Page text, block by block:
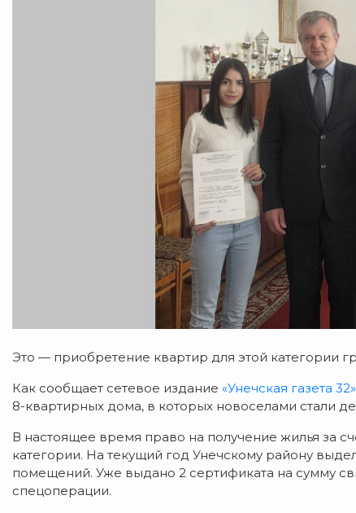
Это — приобретение квартир для этой категории
Как сообщает сетевое издание «Унечская газета 32»
8-квартирных дома, в которых новоселами стали
В настоящее время право на получение жилья за
категории. На текущий год Унечскому району
помещений. Уже выдано 2 сертификата на сумму
спецоперации.